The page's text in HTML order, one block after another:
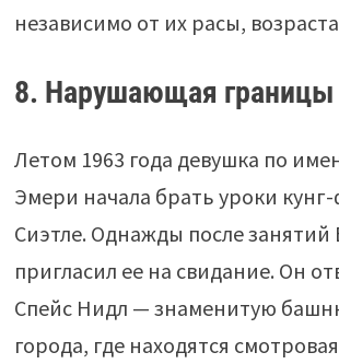
независимо от их расы,
8. Нарушающая
Летом 1963 года девушка по
Эмери начала брать уроки
Сиэтле. Однажды после
пригласил ее на свидание. Он
Спейс Нидл — знаменитую
города, где находятся